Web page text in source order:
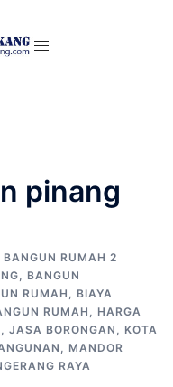
pinang
BANGUN RUMAH 2
, BANGUN
RUMAH, BIAYA
RUMAH , HARGA
, JASA BORONGAN , KOTA
, MANDOR
RAYA